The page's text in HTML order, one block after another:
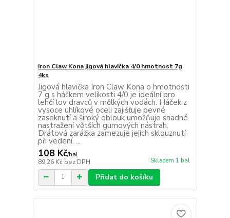
Iron Claw Kona jigová hlavička 4/0 hmotnost 7g
4ks
Jigová hlavička Iron Claw Kona o hmotnosti
7 g s háčkem velikosti 4/0 je ideální pro
lehčí lov dravců v mělkých vodách. Háček z
vysoce uhlíkové oceli zajišťuje pevné
zaseknutí a široký oblouk umožňuje snadné
nastražení větších gumových nástrah.
Drátová zarážka zamezuje jejich sklouznutí
při vedení. ...
108 Kč/bal
89,26 Kč bez DPH Skladem 1 bal
Přidat do košíku